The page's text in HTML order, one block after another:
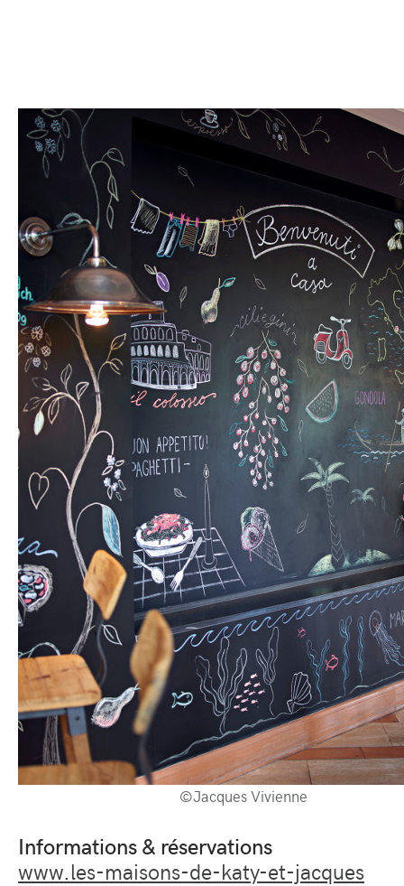
©Jacques Vivienne
Informations & réservations
www.les-maisons-de-katy-et-jacques